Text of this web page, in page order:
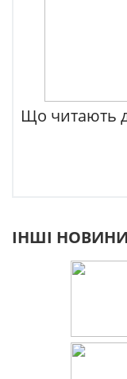
Що читають
ІНШІ НОВИНИ